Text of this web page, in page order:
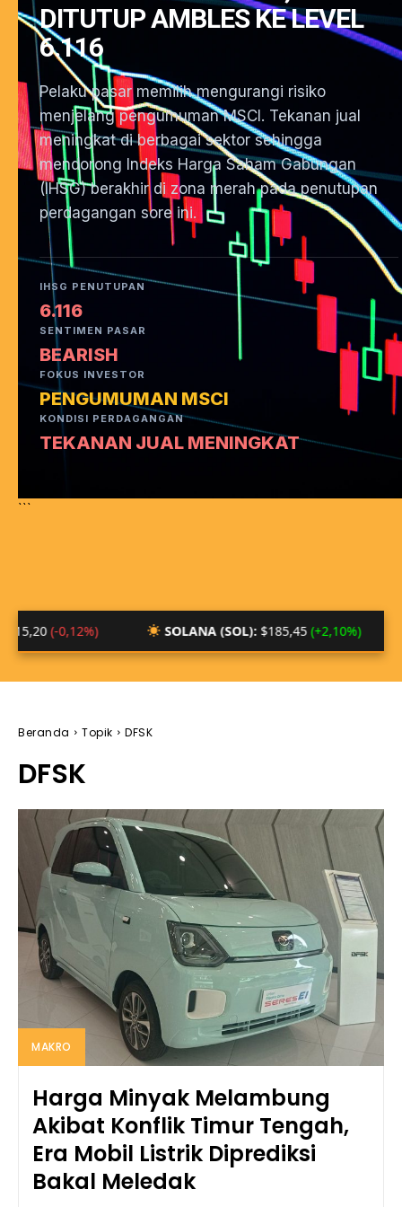
DITUTUP AMBLES KE LEVEL
6.116
Pelaku pasar memilih mengurangi risiko
menjelang pengumuman MSCI. Tekanan jual
meningkat di berbagai sektor sehingga
mendorong Indeks Harga Saham Gabungan
(IHSG) berakhir di zona merah pada penutupan
perdagangan sore ini.
IHSG PENUTUPAN
6.116
SENTIMEN PASAR
BEARISH
FOKUS INVESTOR
PENGUMUMAN MSCI
KONDISI PERDAGANGAN
TEKANAN JUAL MENINGKAT
```
SOLANA (SOL):$185,45(+2,10%)
Beranda Topik DFSK
DFSK
MAKRO
Harga Minyak Melambung
Akibat Konflik Timur Tengah,
Era Mobil Listrik Diprediksi
Bakal Meledak